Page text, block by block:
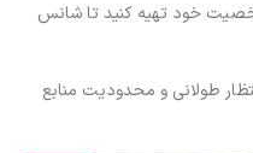
خود تهیه کنید تا شانس
طولانی و محدودیت منابع